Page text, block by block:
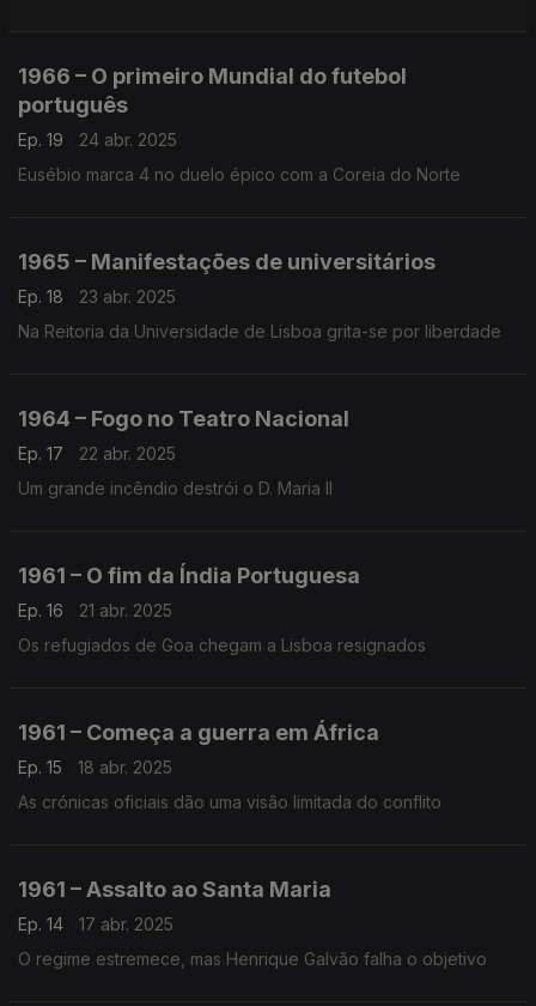
1966 – O primeiro Mundial do futebol
português
Ep. 19
24 abr. 2025
Eusébio marca 4 no duelo épico com a Coreia do Norte
1965 – Manifestações de universitários
Ep. 18
23 abr. 2025
Na Reitoria da Universidade de Lisboa grita-se por liberdade
1964 – Fogo no Teatro Nacional
Ep. 17
22 abr. 2025
Um grande incêndio destrói o D. Maria II
1961 – O fim da Índia Portuguesa
Ep. 16
21 abr. 2025
Os refugiados de Goa chegam a Lisboa resignados
1961 – Começa a guerra em África
Ep. 15
18 abr. 2025
As crónicas oficiais dão uma visão limitada do conflito
1961 – Assalto ao Santa Maria
Ep. 14
17 abr. 2025
O regime estremece, mas Henrique Galvão falha o objetivo